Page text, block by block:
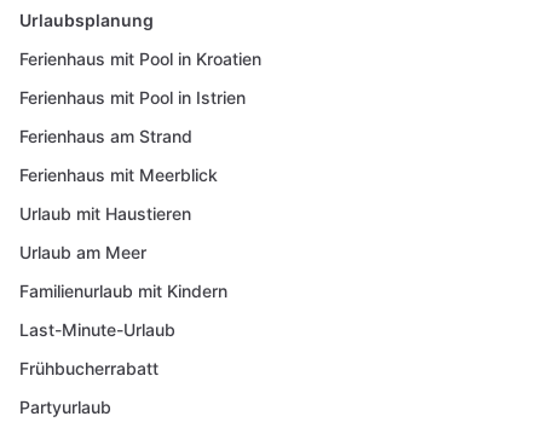
Urlaubsplanung
Ferienhaus mit Pool in Kroatien
Ferienhaus mit Pool in Istrien
Ferienhaus am Strand
Ferienhaus mit Meerblick
Urlaub mit Haustieren
Urlaub am Meer
Familienurlaub mit Kindern
Last-Minute-Urlaub
Frühbucherrabatt
Partyurlaub